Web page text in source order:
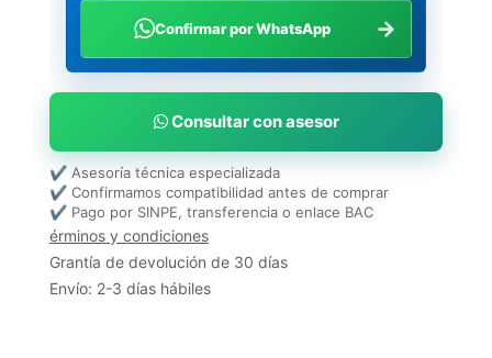
Confirmar por WhatsApp →
Consultar con asesor
✔ Asesoría técnica especializada
✔ Confirmamos compatibilidad antes de comprar
✔ Pago por SINPE, transferencia o enlace BAC
érminos y condiciones
Grantía de devolución de 30 días
Envío: 2-3 días hábiles